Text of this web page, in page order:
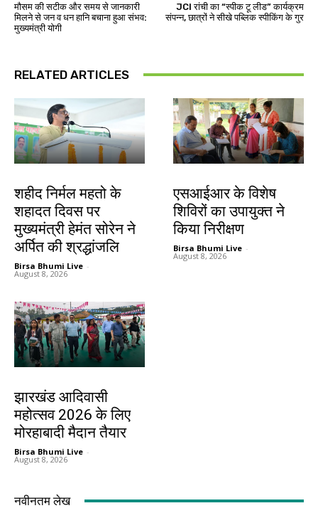
माैसम की सटीक और समय से जानकारी
मिलने से जन व धन हानि बचाना हुआ संभव:
मुख्यमंत्री याेगी
JCI रांची का “स्पीक टू लीड” कार्यक्रम
संपन्न, छात्रों ने सीखे पब्लिक स्पीकिंग के गुर
RELATED ARTICLES
शहीद निर्मल महतो के
शहादत दिवस पर
मुख्यमंत्री हेमंत सोरेन ने
अर्पित की श्रद्धांजलि
Birsa Bhumi Live -
August 8, 2026
एसआईआर के विशेष
शिविरों का उपायुक्त ने
किया निरीक्षण
Birsa Bhumi Live -
August 8, 2026
झारखंड आदिवासी
महोत्सव 2026 के लिए
मोरहाबादी मैदान तैयार
Birsa Bhumi Live -
August 8, 2026
नवीनतम लेख